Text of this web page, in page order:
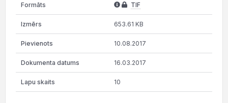
TIF
653.61 KB
10.08.2017
16.03.2017
10